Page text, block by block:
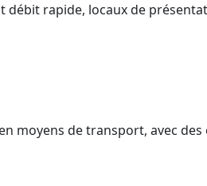
débit rapide, locaux de
moyens de transport, avec des